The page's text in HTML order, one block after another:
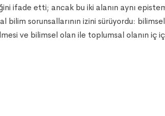
ifade etti; ancak bu iki alanın aynı
bilim sorunsallarının izini sürüyordu:
ve bilimsel olan ile toplumsal olanın iç